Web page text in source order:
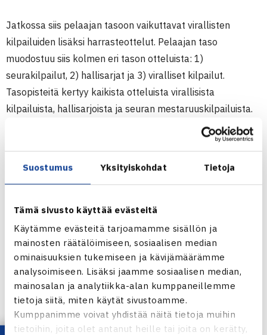
Suostumus Yksityiskohdat Tietoja
Tämä sivusto käyttää evästeitä
Käytämme evästeitä tarjoamamme sisällön ja
mainosten räätälöimiseen, sosiaalisen median
ominaisuuksien tukemiseen ja kävijämäärämme
analysoimiseen. Lisäksi jaamme sosiaalisen median,
mainosalan ja analytiikka-alan kumppaneillemme
tietoja siitä, miten käytät sivustoamme.
Kumppanimme voivat yhdistää näitä tietoja muihin
tietoihin, joita olet antanut heille tai joita on kerätty,
Jatkossa siis pelaajan tasoon vaikuttavat virallisten
kilpailuiden lisäksi harrasteottelut. Pelaajan taso
muodostuu siis kolmen eri tason otteluista: 1)
seurakilpailut, 2) hallisarjat ja 3) viralliset kilpailut.
Tasopisteitä kertyy kaikista otteluista virallisista
kilpailuista, hallisarjoista ja seuran mestaruuskilpailuista.
Muissa seurakilpailuissa tasopisteitä kertyy mikäli
molemmat pelaajat ovat korkeintaan D-luokassa.
”Mikähän mun taso on, eiks ne oo niitä kirjaimia?
voittanut yhen seuran sisäisenkin tapahtuman. Taso
ois kyllä kiva tietää.”. Tällaisia keskusteluita kuulee
pukukopeissa, kentillä ja hallien käytävillä usein
harrastepelaajien osalta. Tulevien uudistusten myötä
tämäkin selviää, sillä kaikki TennisÄssässä olevat
seurakilpailut tulevat kerryttämään tasopisteitä
1.1.2023 alkaen.